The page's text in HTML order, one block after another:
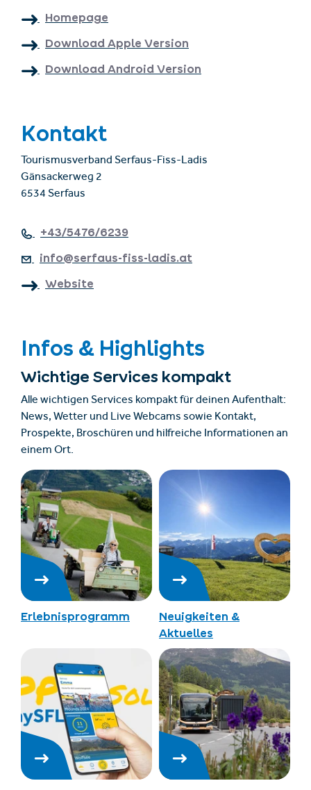
Homepage
Download Apple Version
Download Android Version
Kontakt
Tourismusverband Serfaus-Fiss-Ladis
Gänsackerweg 2
6534 Serfaus
+43/5476/6239
info@serfaus-fiss-ladis.at
Website
Infos & Highlights
Wichtige Services kompakt
Alle wichtigen Services kompakt für deinen Aufenthalt:
News, Wetter und Live Webcams sowie Kontakt,
Prospekte, Broschüren und hilfreiche Informationen an
einem Ort.
Erlebnisprogramm
Neuigkeiten &
Aktuelles